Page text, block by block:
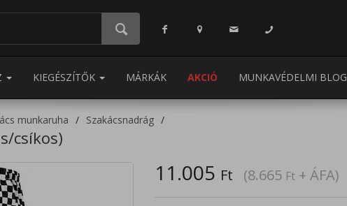
KIEGÉSZÍTŐK MÁRKÁK AKCIÓ MUNKAVÉDELMI BLOG
munkaruha Szakácsnadrág
csíkos)
11.005 Ft (8.665 Ft + ÁFA)